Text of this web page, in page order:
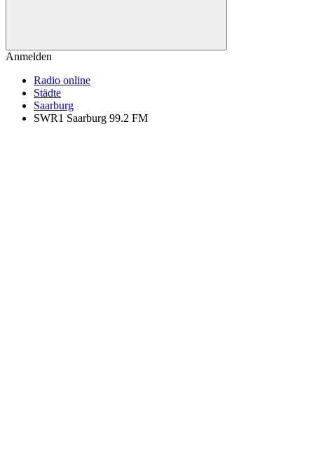
Anmelden
Radio online
Städte
Saarburg
SWR1 Saarburg 99.2 FM